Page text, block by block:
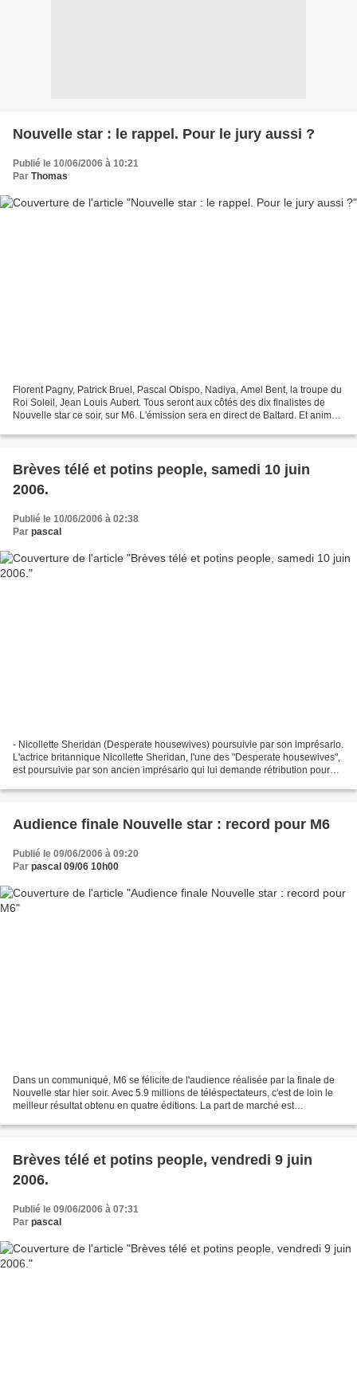
Nouvelle star : le rappel. Pour le jury aussi ?
Publié le 10/06/2006 à 10:21
Par Thomas
Florent Pagny, Patrick Bruel, Pascal Obispo, Nadiya, Amel Bent, la troupe du
Roi Soleil, Jean Louis Aubert. Tous seront aux côtés des dix finalistes de
Nouvelle star ce soir, sur M6. L'émission sera en direct de Baltard. Et animée
Brèves télé et potins people, samedi 10 juin
2006.
Publié le 10/06/2006 à 02:38
Par pascal
- Nicollette Sheridan (Desperate housewives) poursuivie par son imprésario.
L'actrice britannique Nicollette Sheridan, l'une des "Desperate housewives",
est poursuivie par son ancien imprésario qui lui demande rétribution pour
Audience finale Nouvelle star : record pour M6
Publié le 09/06/2006 à 09:20
Par pascal 09/06 10h00
Dans un communiqué, M6 se félicite de l'audience réalisée par la finale de
Nouvelle star hier soir. Avec 5.9 millions de téléspectateurs, c'est de loin le
meilleur résultat obtenu en quatre éditions. La part de marché est
Brèves télé et potins people, vendredi 9 juin
2006.
Publié le 09/06/2006 à 07:31
Par pascal